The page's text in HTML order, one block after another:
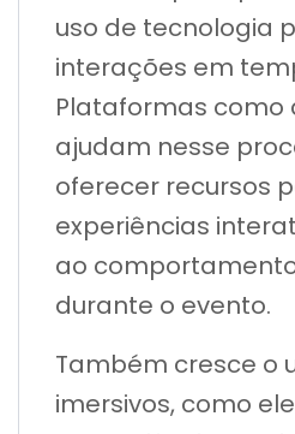
uso de tecnologia
interações em
Plataformas como
ajudam nesse
oferecer recursos
experiências
ao
durante o evento.
Também cresce o
imersivos, como